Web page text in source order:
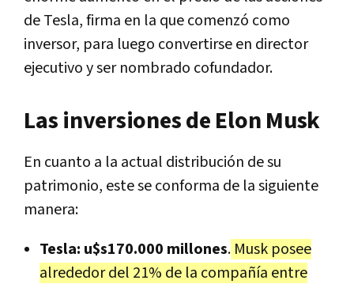
de Tesla, firma en la que comenzó como
inversor, para luego convertirse en director
ejecutivo y ser nombrado cofundador.
Las inversiones de Elon Musk
En cuanto a la actual distribución de su
patrimonio, este se conforma de la siguiente
manera:
Tesla: u$s170.000 millones. Musk posee
alrededor del 21% de la compañía entre